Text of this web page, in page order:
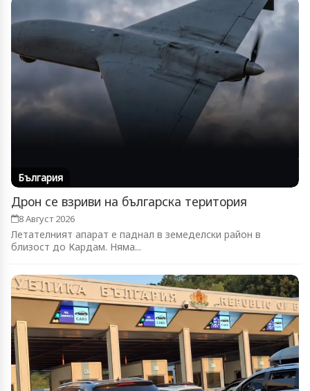
България
Дрон се взриви на българска територия
8 Август 2026
Летателният апарат е паднал в земеделски район в
близост до Кардам. Няма...